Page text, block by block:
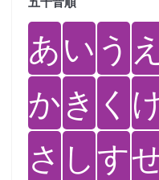
あい う え
かき く
さ しす